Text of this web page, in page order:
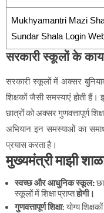
Mukhyamantri Mazi
Sundar Shala Login
सरकारी स्कूलों के
सरकारी स्कूलों में अक्सर
शिक्षकों जैसी समस्याएं होती
छात्रों को अक्सर गुणवत्तापूर्ण
अभियान इन समस्याओं का
प्रयास करता है।
मुख्यमंत्री माझी
स्वच्छ और आधुनिक स्कूल:
स्कूलों में शिक्षा प्राप्तहोगी।
गुणवत्तापूर्ण शिक्षा: योग्य